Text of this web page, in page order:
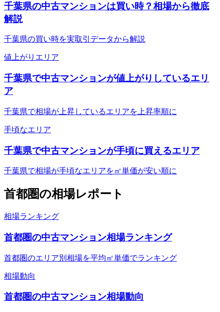
千葉県の中古マンションは買い時？相場から徹底
解説
千葉県の買い時を実取引データから解説
値上がりエリア
千葉県で中古マンションが値上がりしているエリ
ア
千葉県で相場が上昇しているエリアを上昇率順に
手頃なエリア
千葉県で中古マンションが手頃に買えるエリア
千葉県で相場が手頃なエリアを㎡単価が安い順に
首都圏の相場レポート
相場ランキング
首都圏の中古マンション相場ランキング
首都圏のエリア別相場を平均㎡単価でランキング
相場動向
首都圏の中古マンション相場動向